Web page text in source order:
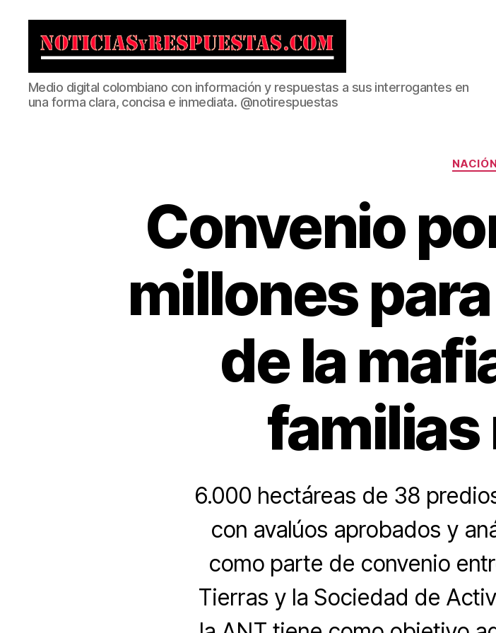
Noticias
y
Respuestas
Medio digital colombiano con información y respuestas a sus interrogantes en
una forma clara, concisa e inmediata. @notirespuestas
NACIÓN
Convenio
millones
de la
familias
6.000 hectáreas de 38
con avalúos aprobados y
como parte de convenio
Tierras y la Sociedad de